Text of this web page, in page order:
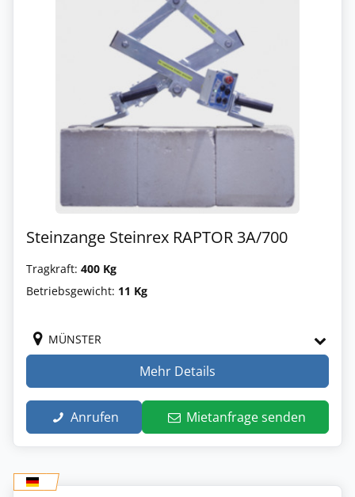
Steinzange Steinrex RAPTOR 3A/700
Tragkraft: 400 Kg
Betriebsgewicht: 11 Kg
MÜNSTER
Mehr Details
Anrufen Mietanfrage senden